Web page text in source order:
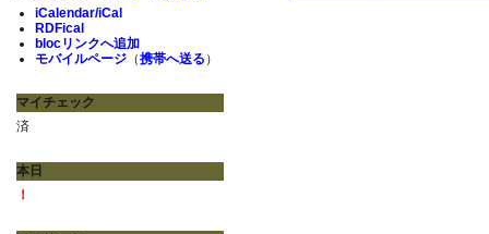
iCalendar/iCal
RDFical
blocリンクへ追加
モバイルページ（携帯へ送る ）
マイチェック
済
本日
！